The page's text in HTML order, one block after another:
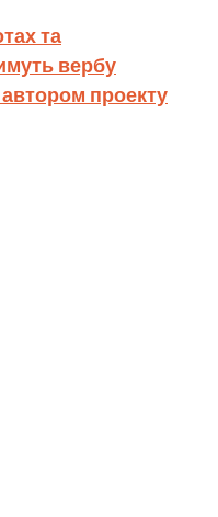
та
вербу
автором проекту